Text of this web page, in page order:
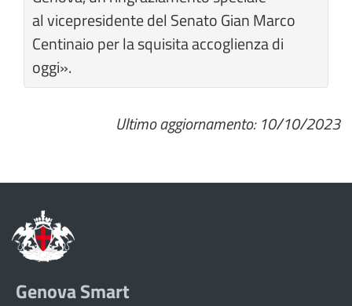
al vicepresidente del Senato Gian Marco
Centinaio per la squisita accoglienza di
oggi».
Ultimo aggiornamento: 10/10/2023
Genova Smart